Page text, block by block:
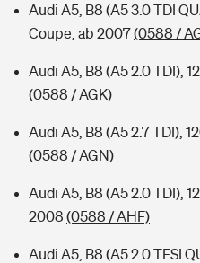
Audi A5, B8 (A5 3.0 TDI
Coupe, ab 2007(0588 /
Audi A5, B8 (A5 2.0 TDI),
(0588 / AGK)
Audi A5, B8 (A5 2.7 TDI),
(0588 / AGN)
Audi A5, B8 (A5 2.0 TDI),
2008 (0588 / AHF)
Audi A5, B8 (A5 2.0 TFSI